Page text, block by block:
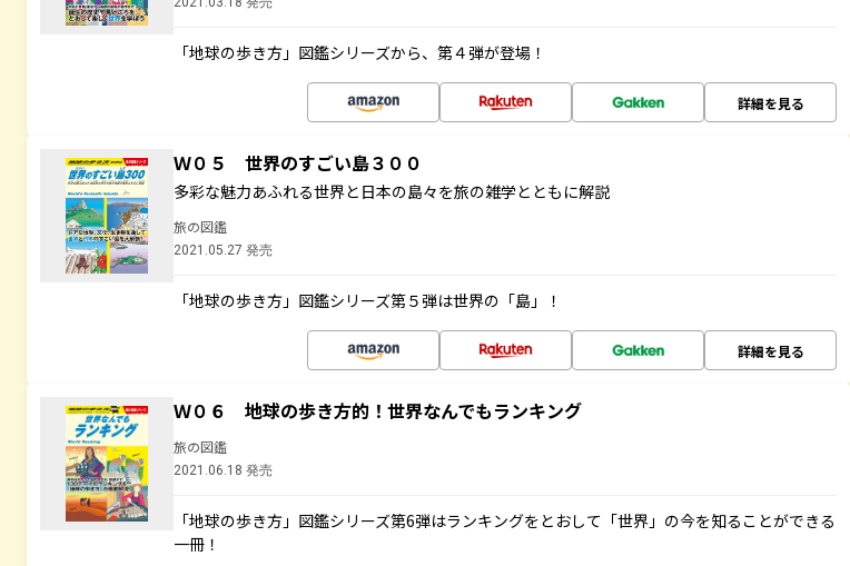
「地球の歩き方」図鑑シリーズから、第４弾が登場！
詳細を見る
Ｗ０５ 世界のすごい島３００
多彩な魅力あふれる世界と日本の島々を旅の雑学とともに解説
旅の図鑑
2021.05.27 発売
「地球の歩き方」図鑑シリーズ第５弾は世界の「島」！
詳細を見る
Ｗ０６ 地球の歩き方的！世界なんでもランキング
旅の図鑑
2021.06.18 発売
「地球の歩き方」図鑑シリーズ第6弾はランキングをとおして「世界」の今を知ることができる
一冊！